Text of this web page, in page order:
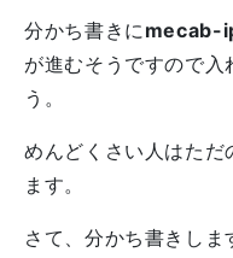
分かち書きにmecab-
が進むそうですので入
う。
めんどくさい人はただ
ます。
さて、分かち書きしま